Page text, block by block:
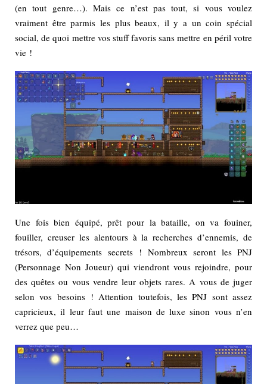
(en tout genre…). Mais ce n’est pas tout, si vous voulez
vraiment être parmis les plus beaux, il y a un coin spécial
social, de quoi mettre vos stuff favoris sans mettre en péril votre
vie !
Une fois bien équipé, prêt pour la bataille, on va fouiner,
fouiller, creuser les alentours à la recherches d’ennemis, de
trésors, d’équipements secrets ! Nombreux seront les PNJ
(Personnage Non Joueur) qui viendront vous rejoindre, pour
des quêtes ou vous vendre leur objets rares. A vous de juger
selon vos besoins ! Attention toutefois, les PNJ sont assez
capricieux, il leur faut une maison de luxe sinon vous n’en
verrez que peu…